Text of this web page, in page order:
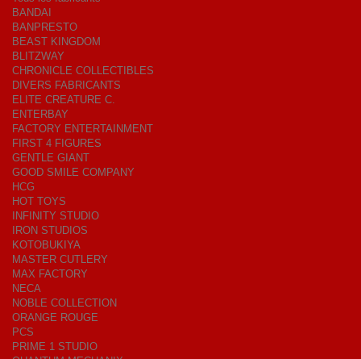
BANDAI
BANPRESTO
BEAST KINGDOM
BLITZWAY
CHRONICLE COLLECTIBLES
DIVERS FABRICANTS
ELITE CREATURE C.
ENTERBAY
FACTORY ENTERTAINMENT
FIRST 4 FIGURES
GENTLE GIANT
GOOD SMILE COMPANY
HCG
HOT TOYS
INFINITY STUDIO
IRON STUDIOS
KOTOBUKIYA
MASTER CUTLERY
MAX FACTORY
NECA
NOBLE COLLECTION
ORANGE ROUGE
PCS
PRIME 1 STUDIO